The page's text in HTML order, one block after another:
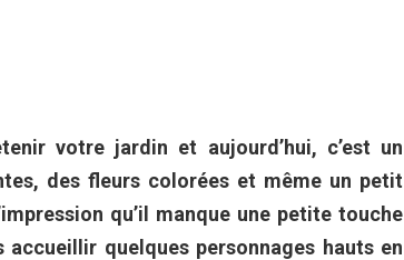
votre jardin et aujourd’hui, c’est un
des fleurs colorées et même un petit
qu’il manque une petite touche
quelques personnages hauts en